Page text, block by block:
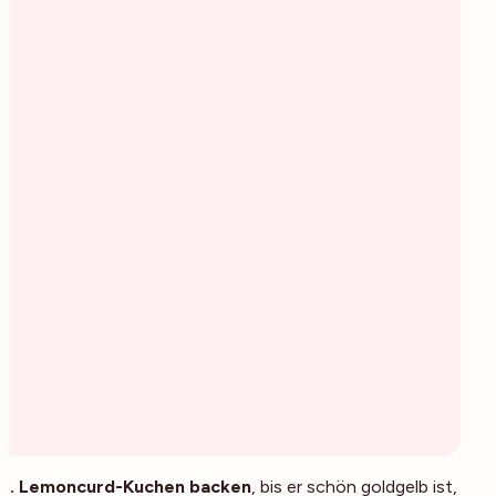
3. Lemoncurd-Kuchen backen, bis er schön goldgelb ist,